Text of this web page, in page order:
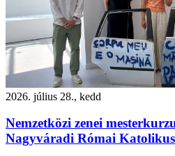
2026. július 28., kedd
Nemzetközi zenei
Nagyváradi Római Katolikus